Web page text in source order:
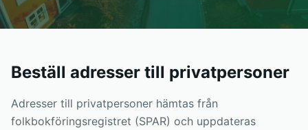
Beställ adresser till privatpersoner
Adresser till privatpersoner hämtas från
folkbokföringsregistret (SPAR) och uppdateras